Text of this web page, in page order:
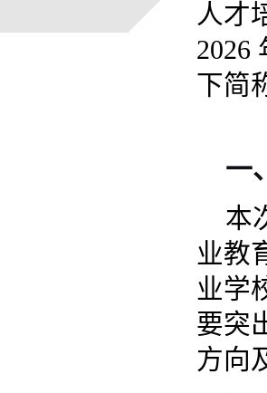
人才
2026
下简
一
本
业教
业学
要突
方向